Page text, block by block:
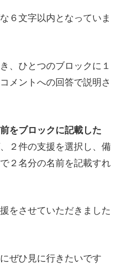
６文字以内となっていま
、ひとつのブロックに１
メントへの回答で説明さ
をブロックに記載した
２件の支援を選択し、備
２名分の名前を記載すれ
をさせていただきました
ぜひ見に行きたいです